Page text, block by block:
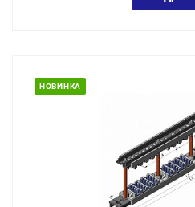
НОВИНКА